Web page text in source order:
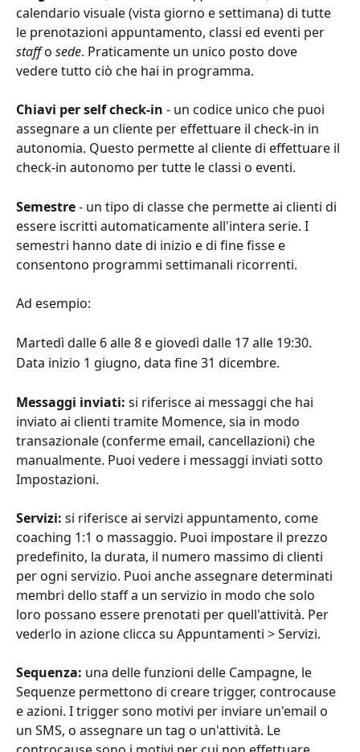
calendario visuale (vista giorno e settimana) di tutte
le prenotazioni appuntamento, classi ed eventi per
staff o sede. Praticamente un unico posto dove
vedere tutto ciò che hai in programma.
Chiavi per self check-in - un codice unico che puoi
assegnare a un cliente per effettuare il check-in in
autonomia. Questo permette al cliente di effettuare il
check-in autonomo per tutte le classi o eventi.
Semestre - un tipo di classe che permette ai clienti di
essere iscritti automaticamente all'intera serie. I
semestri hanno date di inizio e di fine fisse e
consentono programmi settimanali ricorrenti.
Ad esempio:
Martedì dalle 6 alle 8 e giovedì dalle 17 alle 19:30.
Data inizio 1 giugno, data fine 31 dicembre.
Messaggi inviati: si riferisce ai messaggi che hai
inviato ai clienti tramite Momence, sia in modo
transazionale (conferme email, cancellazioni) che
manualmente. Puoi vedere i messaggi inviati sotto
Impostazioni.
Servizi: si riferisce ai servizi appuntamento, come
coaching 1:1 o massaggio. Puoi impostare il prezzo
predefinito, la durata, il numero massimo di clienti
per ogni servizio. Puoi anche assegnare determinati
membri dello staff a un servizio in modo che solo
loro possano essere prenotati per quell'attività. Per
vederlo in azione clicca su Appuntamenti > Servizi.
Sequenza: una delle funzioni delle Campagne, le
Sequenze permettono di creare trigger, controcause
e azioni. I trigger sono motivi per inviare un'email o
un SMS, o assegnare un tag o un'attività. Le